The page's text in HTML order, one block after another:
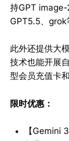
持GPT image-
GPT5.5、grok
此外还提供大
技术也能开展
型会员充值卡
限时优惠：
【Gemini